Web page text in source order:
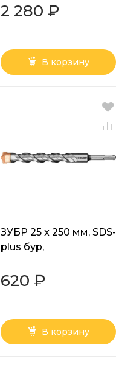
(29350-610-22)
2 280 ₽
В корзину
ЗУБР 25 x 250 мм, SDS-
plus бур,
(29314-250-25)
620 ₽
В корзину